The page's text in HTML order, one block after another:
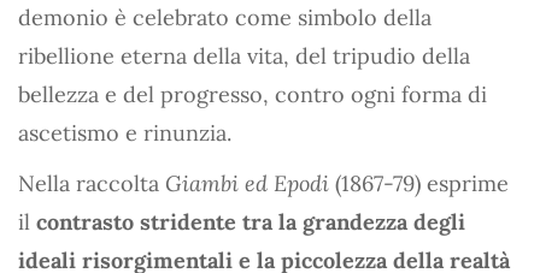
demonio è celebrato come simbolo della
ribellione eterna della vita, del tripudio della
bellezza e del progresso, contro ogni forma di
ascetismo e rinunzia.
Nella raccolta Giambi ed Epodi (1867-79) esprime
il contrasto stridente tra la grandezza degli
ideali risorgimentali e la piccolezza della realtà